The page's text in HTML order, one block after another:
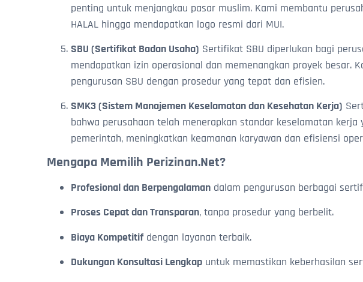
penting untuk menjangkau pasar muslim. Kami membantu
HALAL hingga mendapatkan logo resmi dari MUI.
SBU (Sertifikat Badan Usaha) Sertifikat SBU diperlukan bagi
mendapatkan izin operasional dan memenangkan proyek besar.
pengurusan SBU dengan prosedur yang tepat dan efisien.
SMK3 (Sistem Manajemen Keselamatan dan Kesehatan Kerja)
bahwa perusahaan telah menerapkan standar keselamatan kerja
pemerintah, meningkatkan keamanan karyawan dan efisiensi
Mengapa Memilih Perizinan.Net?
Profesional dan Berpengalamandalam pengurusan berbagai
Proses Cepat dan Transparan, tanpa prosedur yang berbelit.
Biaya Kompetitifdengan layanan terbaik.
Dukungan Konsultasi Lengkapuntuk memastikan keberhasilan